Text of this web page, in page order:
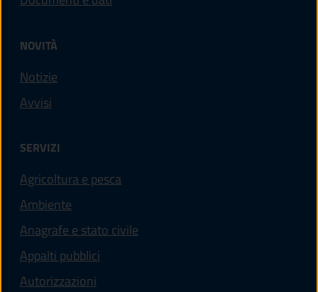
NOVITÀ
Notizie
Avvisi
SERVIZI
Agricoltura e pesca
Ambiente
Anagrafe e stato civile
Appalti pubblici
Autorizzazioni